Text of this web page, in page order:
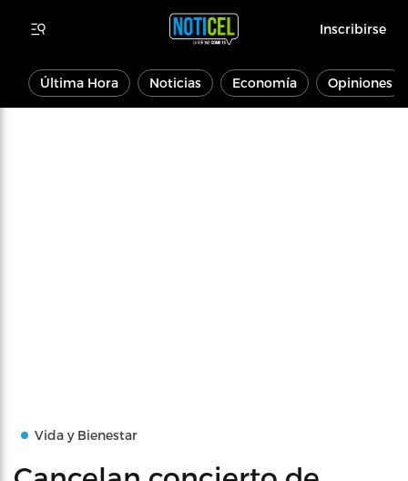
Inscribirse
Última Hora Noticias Economía Opiniones
Vida y Bienestar